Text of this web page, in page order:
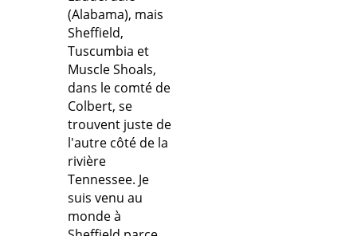
(Alabama), mais
Sheffield,
Tuscumbia et
Muscle Shoals,
dans le comté de
Colbert, se
trouvent juste de
l'autre côté de la
rivière
Tennessee. Je
suis venu au
monde à